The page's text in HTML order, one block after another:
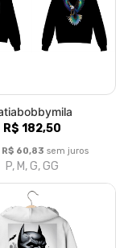
R$ 182,50
R$ 60,83 sem juros
P, M, G, GG